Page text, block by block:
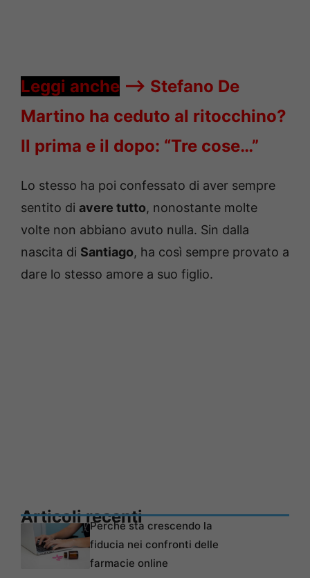
Leggi anche —-> Stefano De
Martino ha ceduto al ritocchino?
Il prima e il dopo: “Tre cose…”
Lo stesso ha poi confessato di aver sempre
sentito di avere tutto, nonostante molte
volte non abbiano avuto nulla. Sin dalla
nascita di Santiago, ha così sempre provato a
dare lo stesso amore a suo figlio.
Articoli recentiPerché sta crescendo la
fiducia nei confronti delle
farmacie online